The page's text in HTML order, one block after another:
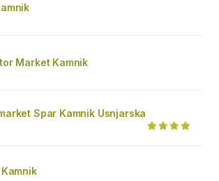
Market Kamnik
Spar Kamnik Usnjarska